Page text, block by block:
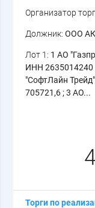
Организатор
Должник:ООО АК
Лот 1: 1 АО
ИНН 2635014240
"СофтЛайн
705721,6 ; 3 АО...
Торги по